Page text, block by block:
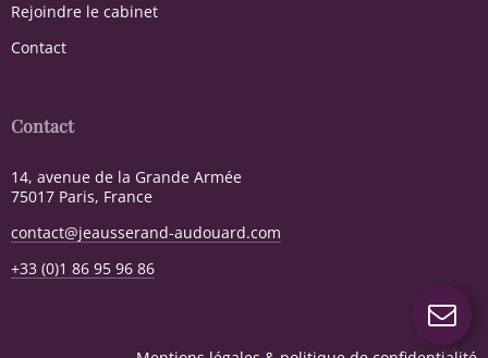
Rejoindre le cabinet
Contact
Contact
14, avenue de la Grande Armée
75017 Paris, France
contact@jeausserand-audouard.com
+33 (0)1 86 95 96 86